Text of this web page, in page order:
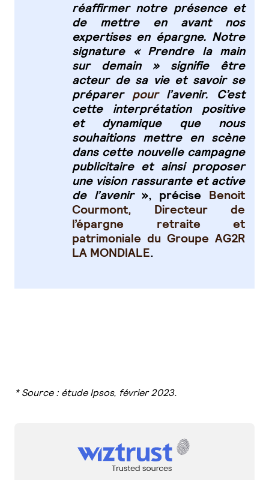
réaffirmer notre présence et
de mettre en avant nos
expertises en épargne. Notre
signature « Prendre la main
sur demain » signifie être
acteur de sa vie et savoir se
préparer pour l’avenir. C’est
cette interprétation positive
et dynamique que nous
souhaitions mettre en scène
dans cette nouvelle campagne
publicitaire et ainsi proposer
une vision rassurante et active
de l’avenir », précise Benoit
Courmont, Directeur de
l’épargne retraite et
patrimoniale du Groupe AG2R
LA MONDIALE.
* Source : étude Ipsos, février 2023.